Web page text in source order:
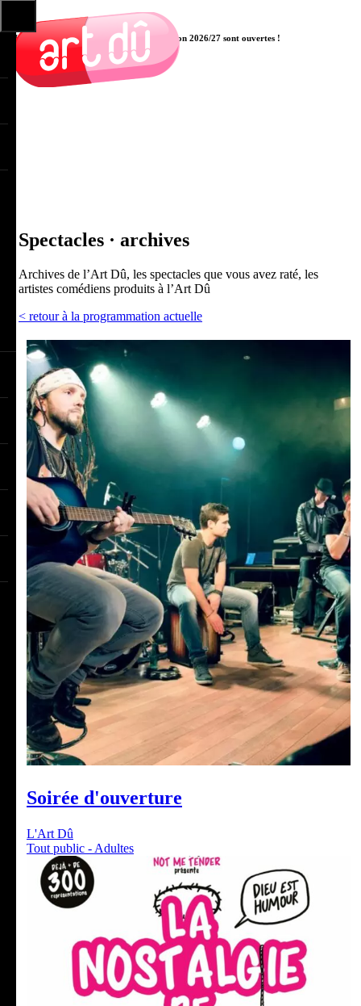
Les pré-inscriptions aux cours pour la saison 2026/27 sont ouvertes !
Spectacles · archives
Archives de l’Art Dû, les spectacles que vous avez raté, les
artistes comédiens produits à l’Art Dû
< retour à la programmation actuelle
Soirée d'ouverture
L'Art Dû
Tout public - Adultes